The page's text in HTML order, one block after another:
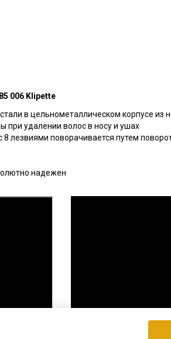
006 Klipette
в цельнометаллическом корпусе из
удалении волос в носу и ушах
лезвиями поворачивается путем
надежен